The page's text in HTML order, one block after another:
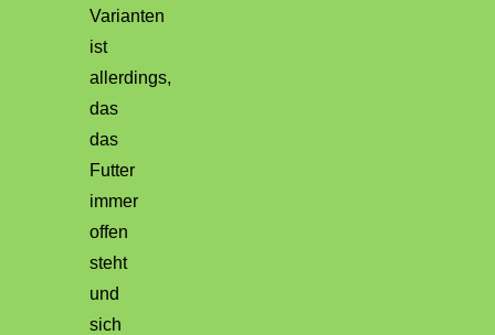
Varianten
ist
allerdings,
das
das
Futter
immer
offen
steht
und
sich